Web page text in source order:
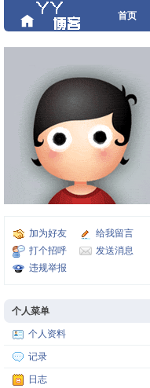
首页
加为好友
给我留言
打个招呼
发送消息
违规举报
个人菜单
个人资料
记录
日志